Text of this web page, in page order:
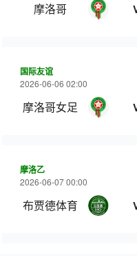
摩洛哥
国际友谊
2026-06-06 02:00
摩洛哥女足
摩洛乙
2026-06-07 00:00
布贾德体育